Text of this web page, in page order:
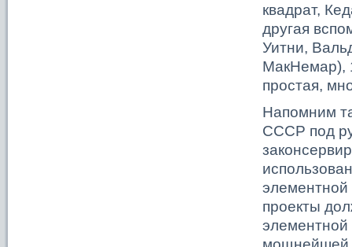
квадрат,
другая
Уитни,
МакНемар),
простая,
Напомним
СССР под
элементной
проекты